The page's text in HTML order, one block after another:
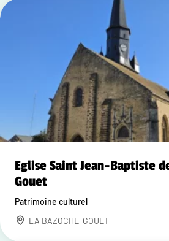
Eglise Saint Jean-Baptiste
Gouet
Patrimoine culturel
LA BAZOCHE-GOUET